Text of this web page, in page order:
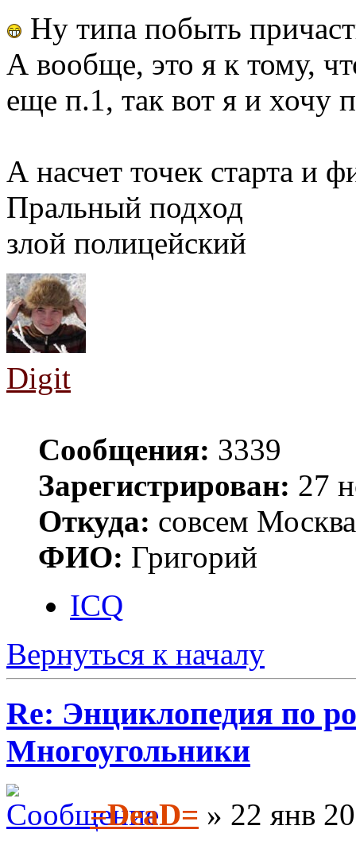
Ну типа побыть
А вообще, это я к тому,
еще п.1, так вот я и хочу
А насчет точек старта и
Пральный подход
злой полицейский
Digit
Сообщения: 3339
Зарегистрирован: 27
Откуда: совсем Москва
ФИО: Григорий
ICQ
Вернуться к началу
Re: Энциклопедия по
Многоугольники
=DeaD= » 22 янв